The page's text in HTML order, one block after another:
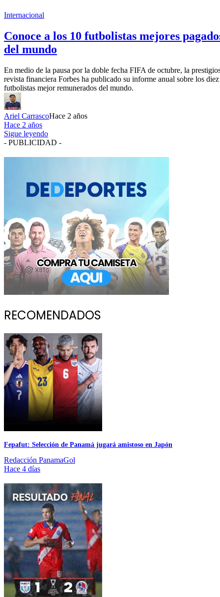
Internacional
Conoce a los 10 futbolistas mejores
del mundo
En medio de la pausa por la doble fecha FIFA de octubre, la
revista financiera Forbes ha publicado su informe anual sobre los diez
futbolistas mejor remunerados del mundo.
Ariel CarrascoHace 2 años
Hace 2 años
Sigue leyendo
- PUBLICIDAD -
RECOMENDADOS
Fepafut: Selección de Panamá jugará amistoso en Japón
Redacción PanamaGol
Hace 4 días